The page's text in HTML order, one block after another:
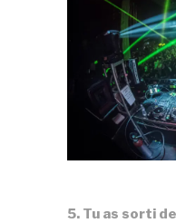
5. Tu as sorti